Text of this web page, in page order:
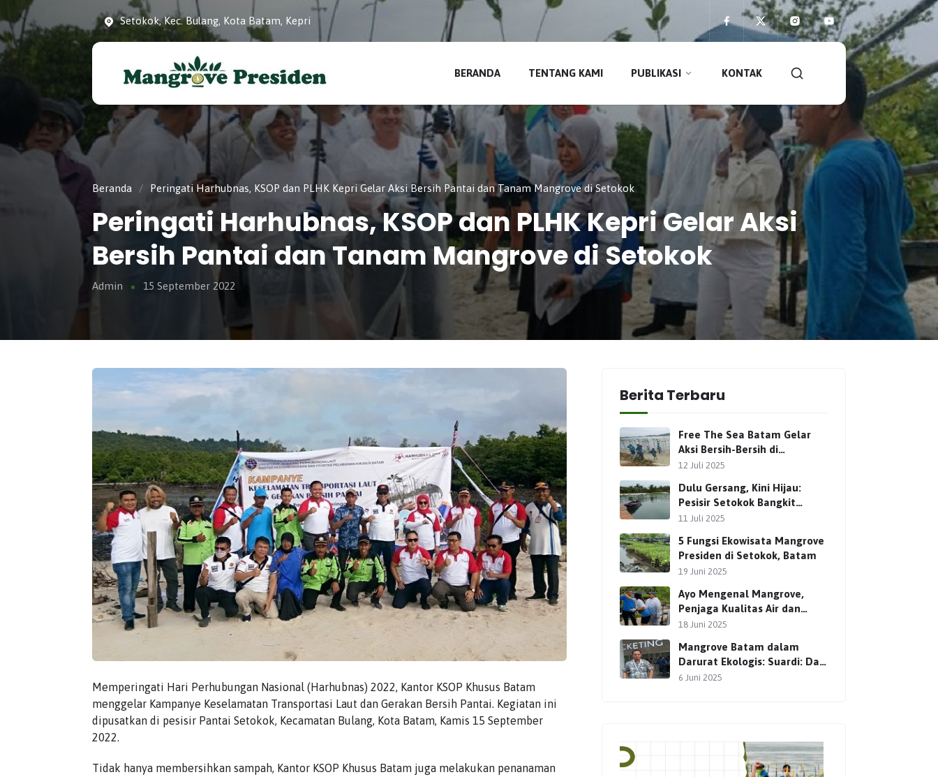
Setokok, Kec. Bulang, Kota Batam, Kepri
Mangrove Presiden
Kota Batam, Kepulauan Riau.
BERANDA TENTANG KAMI PUBLIKASI KONTAK
Beranda / Peringati Harhubnas, KSOP dan PLHK Kepri Gelar Aksi Bersih Pantai dan Tanam Mangrove di Setokok
Peringati Harhubnas, KSOP dan PLHK Kepri Gelar Aksi
Bersih Pantai dan Tanam Mangrove di Setokok
Admin 15 September 2022
Memperingati Hari Perhubungan Nasional (Harhubnas) 2022, Kantor KSOP Khusus Batam
menggelar Kampanye Keselamatan Transportasi Laut dan Gerakan Bersih Pantai. Kegiatan ini
dipusatkan di pesisir Pantai Setokok, Kecamatan Bulang, Kota Batam, Kamis 15 September
2022.
Tidak hanya membersihkan sampah, Kantor KSOP Khusus Batam juga melakukan penanaman
Berita Terbaru
Free The Sea Batam Gelar
Aksi Bersih-Bersih di
Ekowisata Mangrove Presiden
12 Juli 2025
Dulu Gersang, Kini Hijau:
Pesisir Setokok Bangkit
Lewat Ekowisata Mangrove
11 Juli 2025
5 Fungsi Ekowisata Mangrove
Presiden di Setokok, Batam
19 Juni 2025
Ayo Mengenal Mangrove,
Penjaga Kualitas Air dan
Terumbu Karang
18 Juni 2025
Mangrove Batam dalam
Darurat Ekologis: Suardi: Dari
Setokok, Gerakan Pelestarian
6 Juni 2025